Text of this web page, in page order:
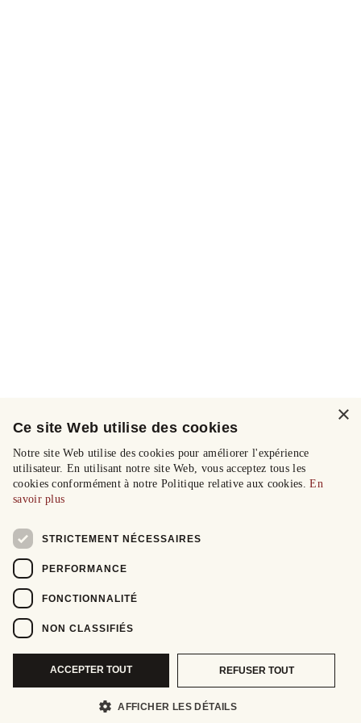
×
Ce site Web utilise des cookies
Notre site Web utilise des cookies pour améliorer l'expérience
utilisateur. En utilisant notre site Web, vous acceptez tous les
cookies conformément à notre Politique relative aux cookies.En
savoir plus
STRICTEMENT NÉCESSAIRES
PERFORMANCE
FONCTIONNALITÉ
NON CLASSIFIÉS
ACCEPTER TOUT REFUSER TOUT
AFFICHER LES DÉTAILS